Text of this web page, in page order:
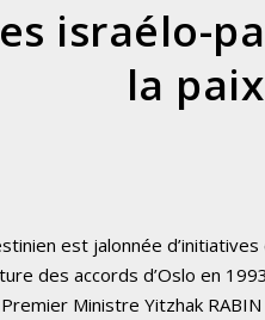
israélo-
la paix
est jalonnée
des accords d’Oslo en
Ministre Yitzhak